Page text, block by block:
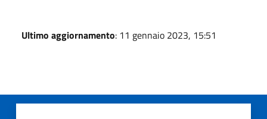
Ultimo aggiornamento: 11 gennaio 2023, 15:51